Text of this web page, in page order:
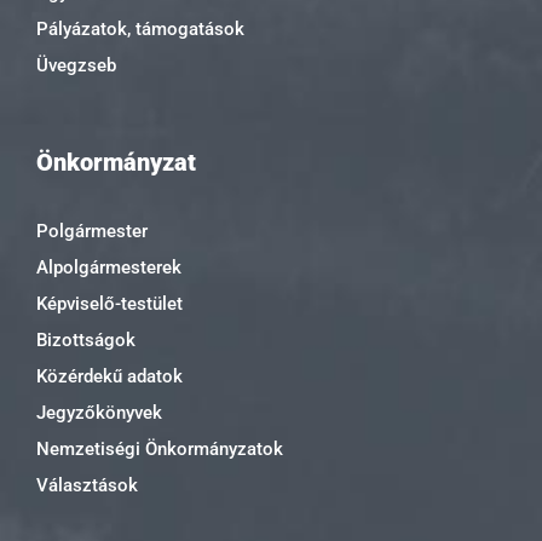
Pályázatok, támogatások
Üvegzseb
Önkormányzat
Polgármester
Alpolgármesterek
Képviselő-testület
Bizottságok
Közérdekű adatok
Jegyzőkönyvek
Nemzetiségi Önkormányzatok
Választások